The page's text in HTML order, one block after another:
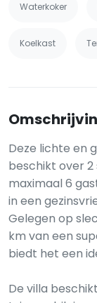
Waterkoker
Koelkast
Deze lichte en
beschikt over
maximaal 6
in een
Gelegen op
km van een
biedt het een
De villa